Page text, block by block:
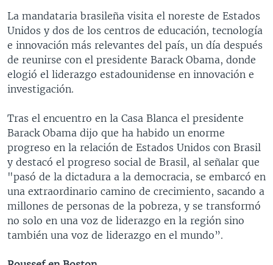
La mandataria brasileña visita el noreste de Estados
Unidos y dos de los centros de educación, tecnología
e innovación más relevantes del país, un día después
de reunirse con el presidente Barack Obama, donde
elogió el liderazgo estadounidense en innovación e
investigación.
Tras el encuentro en la Casa Blanca el presidente
Barack Obama dijo que ha habido un enorme
progreso en la relación de Estados Unidos con Brasil
y destacó el progreso social de Brasil, al señalar que
"pasó de la dictadura a la democracia, se embarcó en
una extraordinario camino de crecimiento, sacando a
millones de personas de la pobreza, y se transformó
no solo en una voz de liderazgo en la región sino
también una voz de liderazgo en el mundo”.